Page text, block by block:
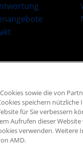
Datenschutz
sowie die von
speichern
für Sie verbessern
Aufrufen dieser
verwenden​. Weitere
AMD.